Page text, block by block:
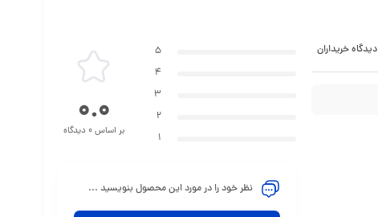
دیدگاه خریداران
5
4
3
2
1
0.0
بر اساس 0 دیدگاه
نظر خود را در مورد این محصول بنویسید ...